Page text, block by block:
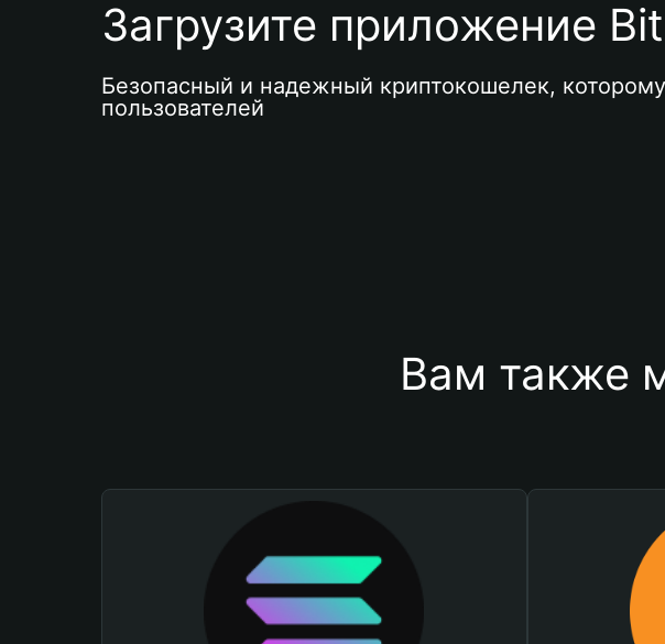
Загрузите приложение
Безопасный и надежный криптокошелек,
пользователей
Вам также